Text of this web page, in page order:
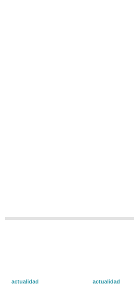
actualidad
actualidad